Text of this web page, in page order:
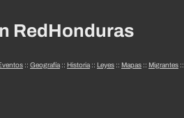
RedHonduras
:: Geografía :: Historia :: Leyes :: Mapas :: Migrantes ::